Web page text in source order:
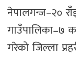
नेपालगन्ज–२०
गाउँपालिका–७
गरेको जिल्ला